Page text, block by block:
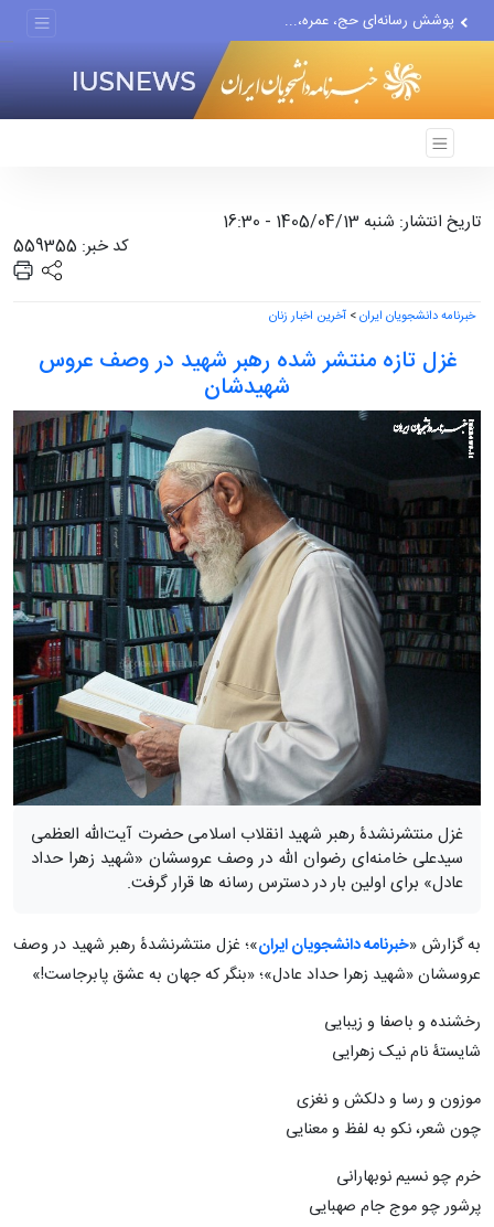
پوشش رسانه‌ای حج، عمره،...
هیچ واحد تولیدی در تهران...
گزارش رسانه آمریکایی از...
تاریخ انتشار: شنبه 1405/04/13 - 16:30
کد خبر: 559355
خبرنامه دانشجویان ایران> آخرین اخبار زنان
غزل تازه منتشر شده رهبر شهید در وصف عروس
شهیدشان
غزل منتشرنشدۀ رهبر شهید انقلاب اسلامی حضرت آیت‌الله العظمی
سیدعلی خامنه‌ای رضوان‌ الله در وصف عروسشان «شهید زهرا حداد
عادل» برای اولین بار در دسترس رسانه ها قرار گرفت.
به گزارش «خبرنامه دانشجویان ایران»؛ غزل منتشرنشدۀ رهبر شهید در وصف
عروسشان «شهید زهرا حداد عادل»؛ «بنگر که جهان به عشق پابرجاست!»
رخشنده و باصفا و زیبایی
شایستۀ نام نیک زهرایی
موزون و رسا و دلکش و نغزی
چون شعر، نکو به لفظ و معنایی
خرم چو نسیم نوبهارانی
پرشور چو موج جام صهبایی